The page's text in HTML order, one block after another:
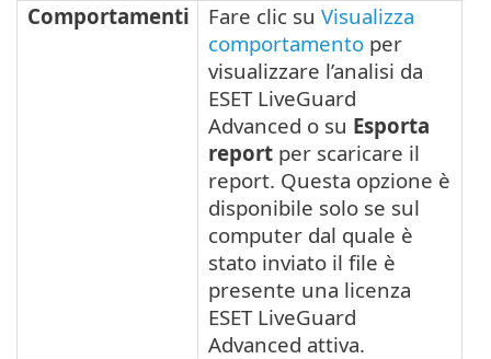
Comportamenti
Fare clic su Visualizza
comportamento per
visualizzare l’analisi da
ESET LiveGuard
Advanced o su Esporta
report per scaricare il
report. Questa opzione è
disponibile solo se sul
computer dal quale è
stato inviato il file è
presente una licenza
ESET LiveGuard
Advanced attiva.